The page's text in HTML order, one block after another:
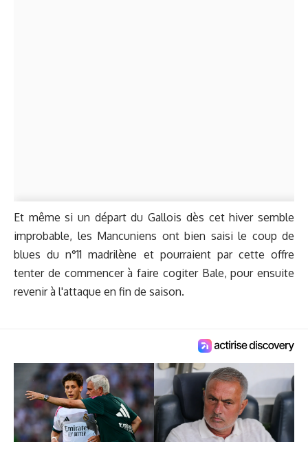
Et même si un départ du Gallois dès cet hiver semble
improbable, les Mancuniens ont bien saisi le coup de
blues du n°11 madrilène et pourraient par cette offre
tenter de commencer à faire cogiter Bale, pour ensuite
revenir à l'attaque en fin de saison.